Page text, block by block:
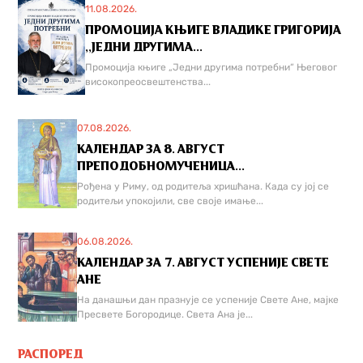
11.08.2026.
ПРОМОЦИЈА КЊИГЕ ВЛАДИКЕ ГРИГОРИЈА
,,ЈЕДНИ ДРУГИМА...
Промоција књиге „Једни другима потребни“ Његовог
високопреосвештенства...
07.08.2026.
КАЛЕНДАР ЗА 8. АВГУСТ
ПРЕПОДОБНОМУЧЕНИЦА...
Рођена у Риму, од родитеља хришћана. Када су јој се
родитељи упокојили, све своје имање...
06.08.2026.
КАЛЕНДАР ЗА 7. АВГУСТ УСПЕНИЈЕ СВЕТЕ
АНЕ
На данашњи дан празнује се успеније Свете Ане, мајке
Пресвете Богородице. Света Ана је...
РАСПОРЕД